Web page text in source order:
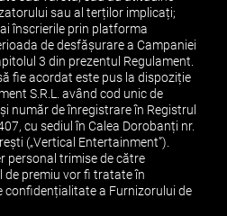
sau al terților implicați;
înscrierile prin platforma
de desfășurare a Campaniei
3 din prezentul Regulament.
fie acordat este pus la dispoziție
S.R.L. având cod unic de
număr de înregistrare în Registrul
cu sediul în Calea Dorobanți nr.
(„Vertical Entertainment”).
personal trimise de către
premiu vor fi tratate în
a Furnizorului de